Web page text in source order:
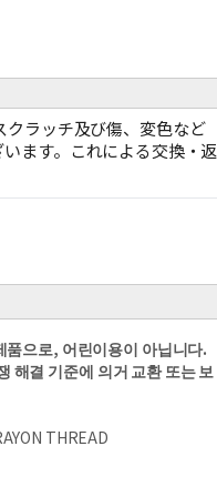
クラッチ及び傷、変色など
ます。これによる交換・返
품으로, 어린이용이 아닙니다.
해결 기준에 의거 교환 또는 보
THREAD